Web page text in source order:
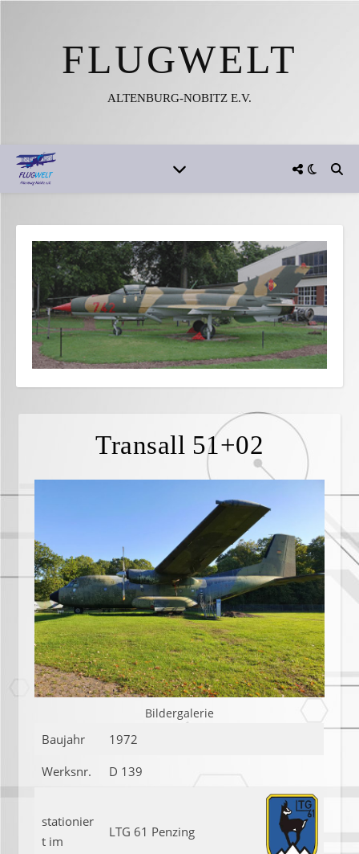
FLUGWELT
ALTENBURG-NOBITZ E.V.
Transall 51+02
Bildergalerie
Baujahr
1972
Werksnr.
D 139
stationier
t im
LTG 61 Penzing